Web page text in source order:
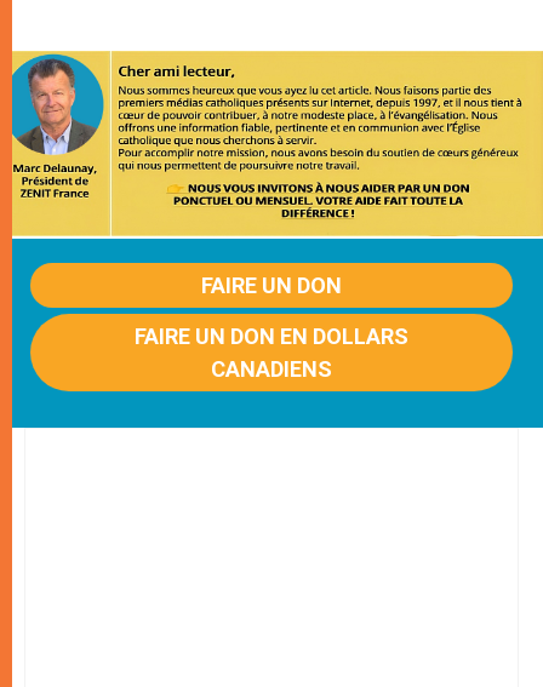
FAIRE UN DON
FAIRE UN DON EN DOLLARS
CANADIENS